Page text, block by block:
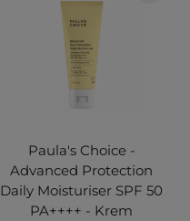
Paula's Choice -
Advanced Protection
Daily Moisturiser SPF 50
PA++++ - Krem